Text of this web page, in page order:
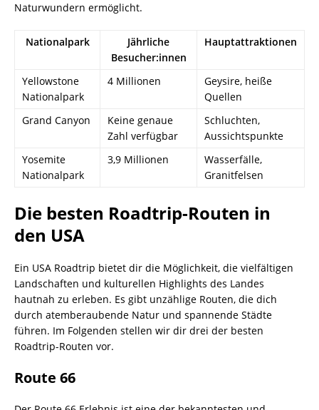
Naturwundern ermöglicht.
Nationalpark
Jährliche
Besucher:innen
Hauptattraktionen
Yellowstone
Nationalpark
4 Millionen
Geysire, heiße
Quellen
Grand Canyon
Keine genaue
Zahl verfügbar
Schluchten,
Aussichtspunkte
Yosemite
Nationalpark
3,9 Millionen
Wasserfälle,
Granitfelsen
Die besten Roadtrip-Routen in
den USA
Ein USA Roadtrip bietet dir die Möglichkeit, die vielfältigen
Landschaften und kulturellen Highlights des Landes
hautnah zu erleben. Es gibt unzählige Routen, die dich
durch atemberaubende Natur und spannende Städte
führen. Im Folgenden stellen wir dir drei der besten
Roadtrip-Routen vor.
Route 66